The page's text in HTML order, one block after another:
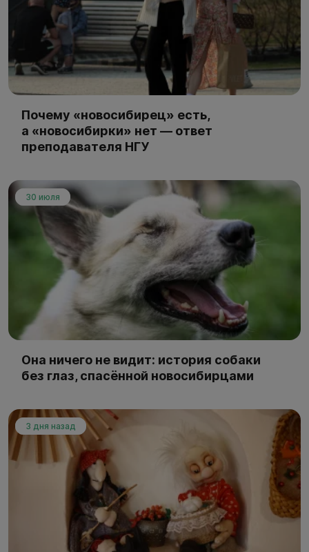
Почему «новосибирец» есть,
а «новосибирки» нет — ответ
преподавателя НГУ
30 июля
Она ничего не видит: история собаки
без глаз, спасённой новосибирцами
3 дня назад